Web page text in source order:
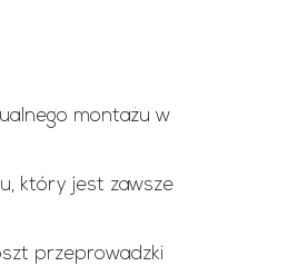
montażu w
który jest zawsze
przeprowadzki